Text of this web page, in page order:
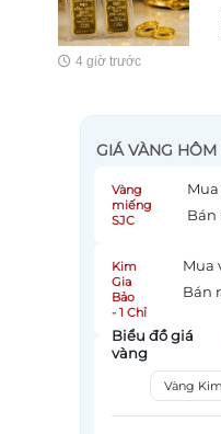
4 giờ trước